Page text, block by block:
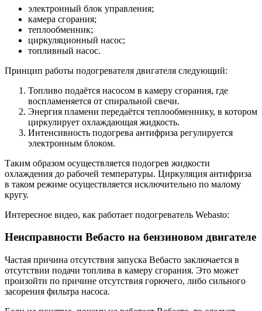
электронный блок управления;
камера сгорания;
теплообменник;
циркуляционный насос;
топливный насос.
Принцип работы подогревателя двигателя следующий:
Топливо подаётся насосом в камеру сгорания, где
воспламеняется от спиральной свечи.
Энергия пламени передаётся теплообменнику, в котором
циркулирует охлаждающая жидкость.
Интенсивность подогрева антифриза регулируется
электронным блоком.
Таким образом осуществляется подогрев жидкости
охлаждения до рабочей температуры. Циркуляция антифриза
в таком режиме осуществляется исключительно по малому
кругу.
Интересное видео, как работает подогреватель Webasto:
Неисправности Вебасто на бензиновом двигателе
Частая причина отсутствия запуска Вебасто заключается в
отсутствии подачи топлива в камеру сгорания. Это может
произойти по причине отсутствия горючего, либо сильного
засорения фильтра насоса.